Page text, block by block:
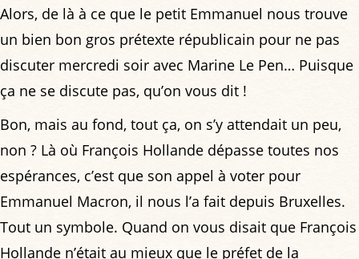
Alors, de là à ce que le petit Emmanuel nous trouve
un bien bon gros prétexte républicain pour ne pas
discuter mercredi soir avec Marine Le Pen… Puisque
ça ne se discute pas, qu’on vous dit !
Bon, mais au fond, tout ça, on s’y attendait un peu,
non ? Là où François Hollande dépasse toutes nos
espérances, c’est que son appel à voter pour
Emmanuel Macron, il nous l’a fait depuis Bruxelles.
Tout un symbole. Quand on vous disait que François
Hollande n’était au mieux que le préfet de la